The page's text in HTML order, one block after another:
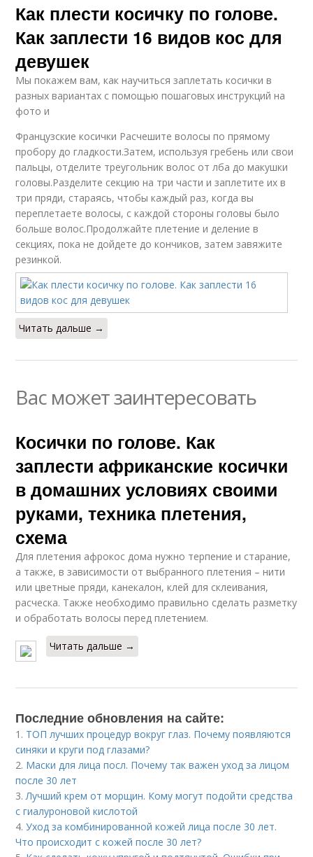
Как плести косичку по голове.
Как заплести 16 видов кос для
девушек
Мы покажем вам, как научиться заплетать косички в
разных вариантах с помощью пошаговых инструкций на
фото и
Французские косички Расчешите волосы по прямому
пробору до гладкости.Затем, используя гребень или свои
пальцы, отделите треугольник волос от лба до макушки
головы.Разделите секцию на три части и заплетите их в
три пряди, стараясь, чтобы каждый раз, когда вы
переплетаете волосы, с каждой стороны головы было
больше волос.Продолжайте плетение и деление в
секциях, пока не дойдете до кончиков, затем завяжите
резинкой.
Читать дальше →
Вас может заинтересовать
Косички по голове. Как
заплести африканские косички
в домашних условиях своими
руками, техника плетения,
схема
Для плетения афрокос дома нужно терпение и старание,
а также, в зависимости от выбранного плетения – нити
или цветные пряди, канекалон, клей для склеивания,
расческа. Также необходимо правильно сделать разметку
и обработать волосы перед плетением.
Читать дальше →
Последние обновления на сайте:
1. ТОП лучших процедур вокруг глаз. Почему появляются
синяки и круги под глазами?
2. Маски для лица посл. Почему так важен уход за лицом
после 30 лет
3.Лучший крем от морщин. Кому могут подойти средства
с гиалуроновой кислотой
4.Уход за комбинированной кожей лица после 30 лет.
Что происходит с кожей после 30 лет?